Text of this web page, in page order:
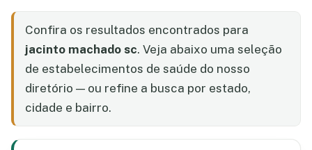
Confira os resultados encontrados para
jacinto machado sc. Veja abaixo uma seleção
de estabelecimentos de saúde do nosso
diretório — ou refine a busca por estado,
cidade e bairro.